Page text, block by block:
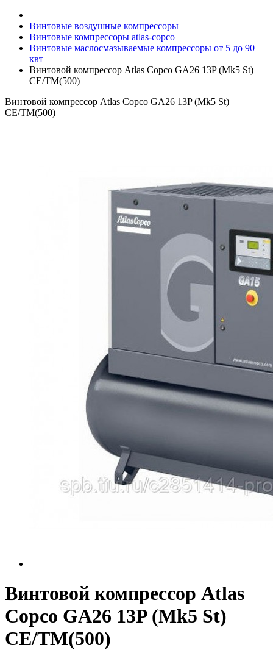
Винтовые воздушные компрессоры
Винтовые компрессоры atlas-copco
Винтовые маслосмазываемые компрессоры от 5 до 90
квт
Винтовой компрессор Atlas Copco GA26 13P (Mk5 St)
СЕ/TM(500)
Винтовой компрессор Atlas Copco GA26 13P (Mk5 St)
СЕ/TM(500)
Винтовой компрессор Atlas
Copco GA26 13P (Mk5 St)
СЕ/TM(500)